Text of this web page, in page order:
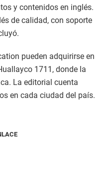
y contenidos en inglés.
de calidad, con soporte
pueden adquirirse en
1711, donde la
La editorial cuenta
en cada ciudad del país.